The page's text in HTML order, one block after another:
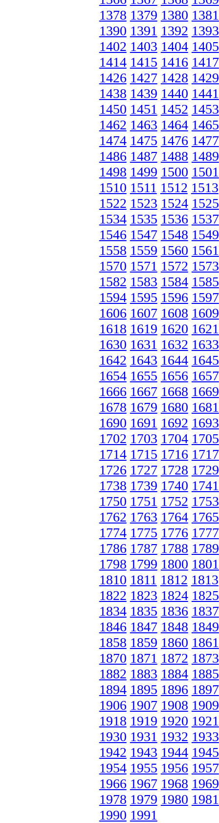
1378 1379 1380 1381
1390 1391 1392 1393
1402 1403 1404 1405
1414 1415 1416 1417
1426 1427 1428 1429
1438 1439 1440 1441
1450 1451 1452 1453
1462 1463 1464 1465
1474 1475 1476 1477
1486 1487 1488 1489
1498 1499 1500 1501
1510 1511 1512 1513
1522 1523 1524 1525
1534 1535 1536 1537
1546 1547 1548 1549
1558 1559 1560 1561
1570 1571 1572 1573
1582 1583 1584 1585
1594 1595 1596 1597
1606 1607 1608 1609
1618 1619 1620 1621
1630 1631 1632 1633
1642 1643 1644 1645
1654 1655 1656 1657
1666 1667 1668 1669
1678 1679 1680 1681
1690 1691 1692 1693
1702 1703 1704 1705
1714 1715 1716 1717
1726 1727 1728 1729
1738 1739 1740 1741
1750 1751 1752 1753
1762 1763 1764 1765
1774 1775 1776 1777
1786 1787 1788 1789
1798 1799 1800 1801
1810 1811 1812 1813
1822 1823 1824 1825
1834 1835 1836 1837
1846 1847 1848 1849
1858 1859 1860 1861
1870 1871 1872 1873
1882 1883 1884 1885
1894 1895 1896 1897
1906 1907 1908 1909
1918 1919 1920 1921
1930 1931 1932 1933
1942 1943 1944 1945
1954 1955 1956 1957
1966 1967 1968 1969
1978 1979 1980 1981
1990 1991